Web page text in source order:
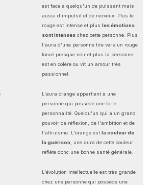
est face à quelqu'un de puissant mais
aussi d'impulsif et de nerveux. Plus le
rouge est intense et plus les émotions
sont intenses chez cette personne. Plus
l'aura d'une personne tire vers un rouge
foncé presque noir et plus la personne
est en colère ou vit un amour très
passionnel.
L'aura orange appartient à une
personne qui possède une forte
personnalité. Quelqu'un qui a un grand
pouvoir de réflexion, de l'ambition et de
l'altruisme. L'orange est la couleur de
la guérison , une aura de cette couleur
reflète donc une bonne santé générale.
L'évolution intellectuelle est très grande
chez une personne qui possède une